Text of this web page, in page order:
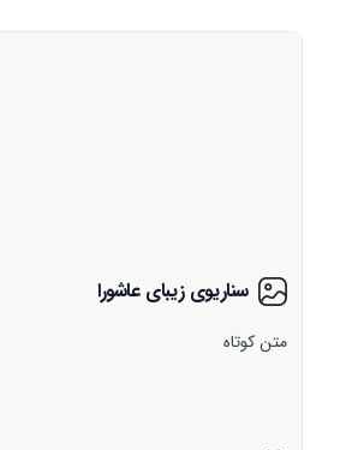
چرا در کربلا علی‌ها را ویژه زدند؟
متن کوتاه